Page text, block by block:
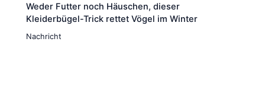
Weder Futter noch Häuschen, dieser
Kleiderbügel-Trick rettet Vögel im Winter
Nachricht